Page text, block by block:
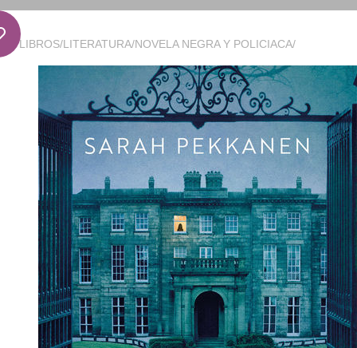
LIBROS/LITERATURA/NOVELA NEGRA Y POLICIACA/